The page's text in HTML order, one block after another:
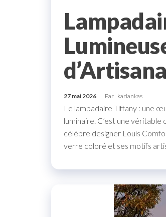
27 mai 2026 Par karlankas
Le lampadaire Tiffany : une
luminaire. C’est une
célèbre designer Louis
verre coloré et ses motifs